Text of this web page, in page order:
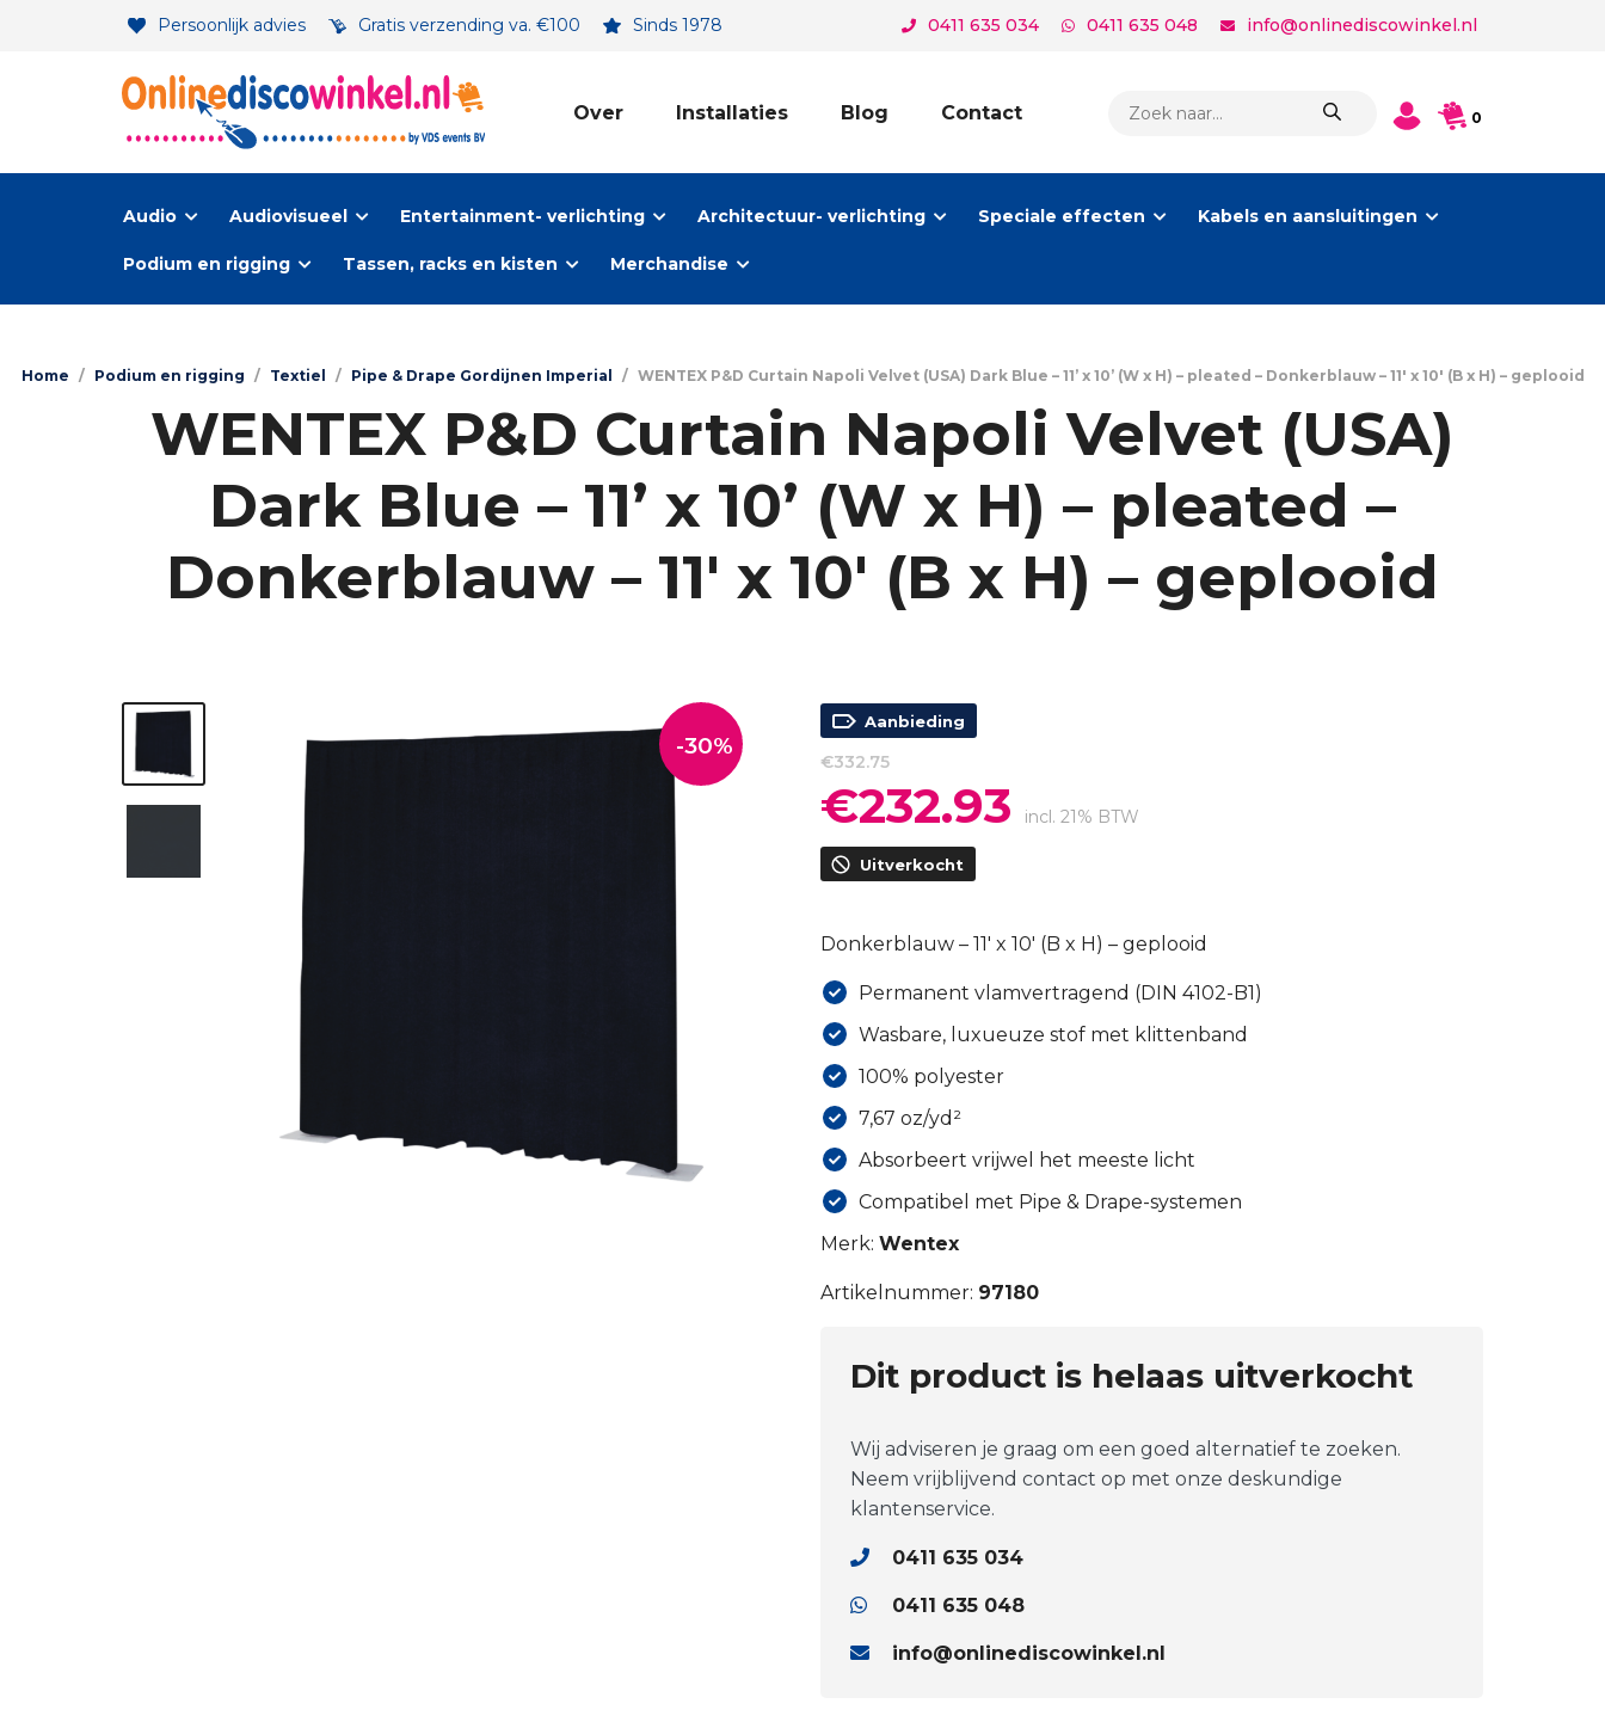
Persoonlijk advies Gratis verzending va. €100 Sinds 1978 0411 635 034 0411 635 048 info@onlinediscowinkel.nl
Over Installaties Blog Contact
ZOEKEN
0
Audio Audiovisueel Entertainment- verlichting Architectuur- verlichting Speciale effecten Kabels en aansluitingen
Podium en rigging Tassen, racks en kisten Merchandise
Home / Podium en rigging / Textiel / Pipe & Drape Gordijnen Imperial / WENTEX P&D Curtain Napoli Velvet (USA) Dark Blue – 11’ x 10’ (W x H) – pleated – Donkerblauw – 11′ x 10′ (B x H) – geplooid
WENTEX P&D Curtain Napoli Velvet (USA)
Dark Blue – 11’ x 10’ (W x H) – pleated –
Donkerblauw – 11′ x 10′ (B x H) – geplooid
-30%
Aanbieding
€332.75
Oorspronkelijke
prijs
was:
€332.75.
€232.93 prijs
incl. 21% BTW
Uitverkocht
Donkerblauw – 11′ x 10′ (B x H) – geplooid
Permanent vlamvertragend (DIN 4102-B1)
Wasbare, luxueuze stof met klittenband
100% polyester
7,67 oz/yd²
Absorbeert vrijwel het meeste licht
Compatibel met Pipe & Drape-systemen
Merk: Wentex
Artikelnummer: 97180
Dit product is helaas uitverkocht
Wij adviseren je graag om een goed alternatief te zoeken.
Neem vrijblijvend contact op met onze deskundige
klantenservice.
0411 635 034
0411 635 048
info@onlinediscowinkel.nl